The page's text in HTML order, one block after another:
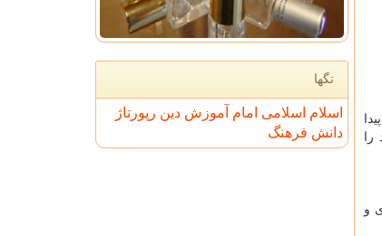
خود را
و
تگها
اسلام اسلامی امام آموزش دین رپورتاژ
دانش فرهنگ